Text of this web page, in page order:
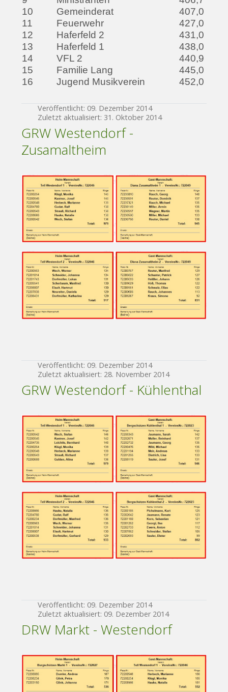
10
Gemeinderat
407,0
11
Feuerwehr
427,0
12
Haferfeld 2
431,0
13
Haferfeld 1
438,0
14
VFL 2
440,9
15
Familie Lang
445,0
16
Jugend Musikverein 452,0
Veröffentlicht: 09. Dezember 2014
Zuletzt aktualisiert: 31. Oktober 2014
GRW Westendorf -
Zusamaltheim
Veröffentlicht: 09. Dezember 2014
Zuletzt aktualisiert: 28. November 2014
GRW Westendorf - Kühlenthal
Veröffentlicht: 09. Dezember 2014
Zuletzt aktualisiert: 09. Dezember 2014
DRW Markt - Westendorf